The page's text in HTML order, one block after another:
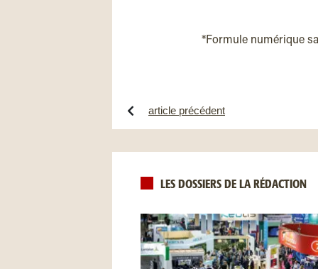
*Formule numérique
article précédent
LES DOSSIERS DE LA RÉDACTION